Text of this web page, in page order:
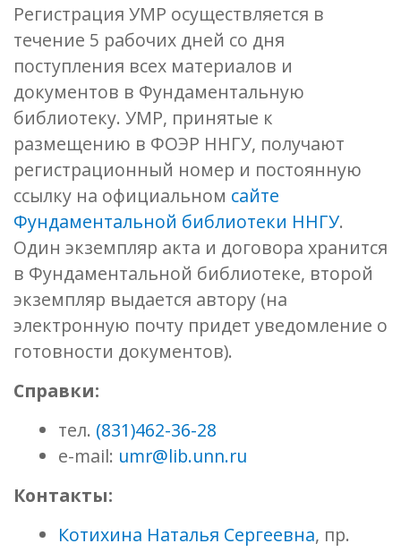
Регистрация УМР осуществляется в
течение 5 рабочих дней со дня
поступления всех материалов и
документов в Фундаментальную
библиотеку. УМР, принятые к
размещению в ФОЭР ННГУ, получают
регистрационный номер и постоянную
ссылку на официальном сайте
Фундаментальной библиотеки ННГУ.
Один экземпляр акта и договора хранится
в Фундаментальной библиотеке, второй
экземпляр выдается автору (на
электронную почту придет уведомление о
готовности документов).
Справки:
тел. (831)462-36-28
e-mail: umr@lib.unn.ru
Контакты:
Котихина Наталья Сергеевна, пр.